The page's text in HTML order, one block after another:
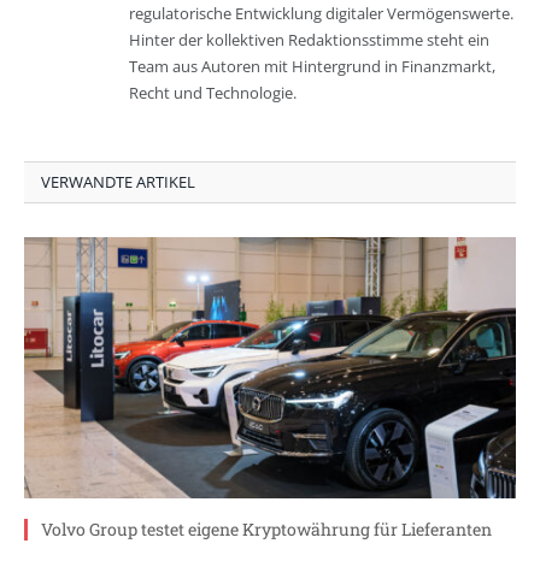
regulatorische Entwicklung digitaler Vermögenswerte.
Hinter der kollektiven Redaktionsstimme steht ein
Team aus Autoren mit Hintergrund in Finanzmarkt,
Recht und Technologie.
VERWANDTE ARTIKEL
Volvo Group testet eigene Kryptowährung für Lieferanten